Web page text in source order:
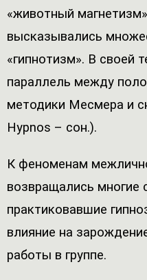
«животный
высказывались
«гипнотизм». В своей
параллель между
методики Месмера и
Hypnos – сон.).
К феноменам
возвращались многие
практиковавшие
влияние на
работы в группе.